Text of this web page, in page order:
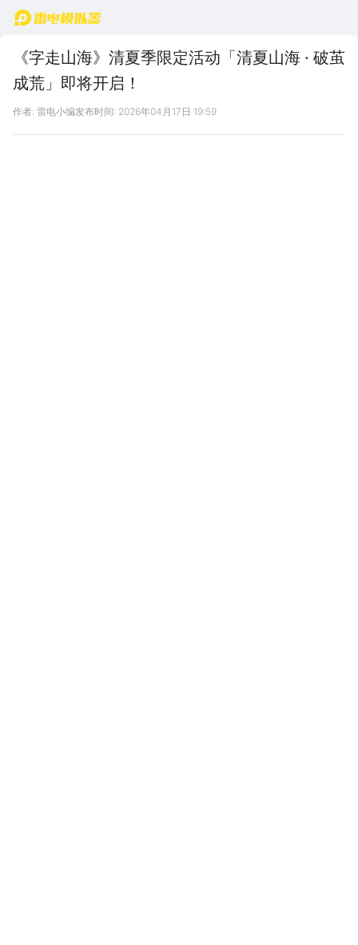
首页
《字走山海》清夏季限定活动「清夏山海 · 破茧
成荒」即将开启！
作者: 雷电小编发布时间: 2026年04月17日 19:59